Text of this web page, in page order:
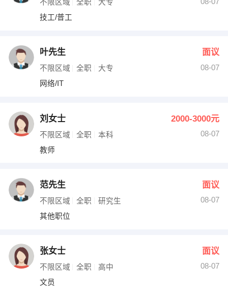
不限区域 全职 大专
技工/普工
叶先生 面议
不限区域 全职 大专
08-07
网络/IT
刘女士 2000-3000元
不限区域 全职 本科
08-07
教师
范先生 面议
不限区域 全职 研究生
08-07
其他职位
张女士 面议
不限区域 全职 高中
08-07
文员